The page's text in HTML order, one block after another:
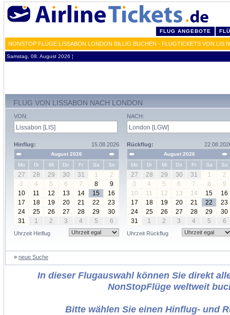
FLUG ANGEBOTE
NONSTOP FLÜGE LISSABON LONDON BILLIG BUCHEN - FLUGTICKETS VON LIS
Samstag, 08. August 2026 ¦
FLUG VON LISSABON NACH LONDON
VON:
Hinflug: 15.08.2026
August 2026
Mo
Di Mi Do Fr Sa So
27 28 29 30 31 1
2
3
4 5 6 7 8
9
10
11 12 13 14 15
16
17
18 19 20 21 22
23
24
25 26 27 28 29
30
31
1 2 3 4 5 6
Uhrzeit Hinflug
NACH:
Rückflug:
August 2026
Mo
Di Mi Do Fr Sa So
27 28 29 30 31 1
2
3
4 5 6 7 8
9
10
11 12 13 14 15
16
17
18 19 20 21 22
23
24
25 26 27 28 29
30
31
1 2 3 4 5 6
Uhrzeit Rückflug
» neue Suche
In dieser Flugauswahl können Sie direkt
NonStopFlüge weltweit
Bitte wählen Sie einen Hinflug- und